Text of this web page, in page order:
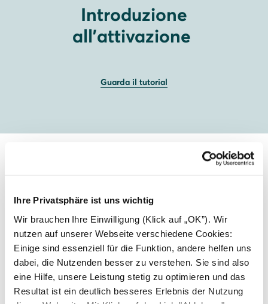
Ihre Privatsphäre ist uns wichtig
Wir brauchen Ihre Einwilligung (Klick auf „OK”). Wir
nutzen auf unserer Webseite verschiedene Cookies:
Einige sind essenziell für die Funktion, andere helfen uns
dabei, die Nutzenden besser zu verstehen. Sie sind also
eine Hilfe, unsere Leistung stetig zu optimieren und das
Resultat ist ein deutlich besseres Erlebnis der Nutzung
Introduzione
all'attivazione
Guarda il tutorial